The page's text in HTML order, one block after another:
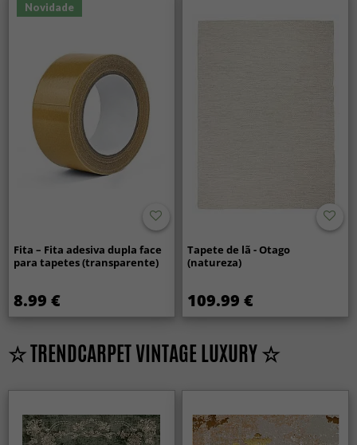
Novidade
Fita – Fita adesiva dupla face
para tapetes (transparente)
8.99 €
Tapete de lã - Otago
(natureza)
109.99 €
☆ TRENDCARPET VINTAGE LUXURY ☆